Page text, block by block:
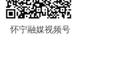
怀宁融媒视频号